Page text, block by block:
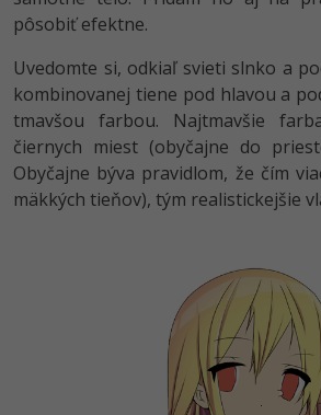
pôsobiť efektne.
Uvedomte si, odkiaľ svieti slnko a
kombinovanej tiene pod hlavou a
tmavšou farbou. Najtmavšie
čiernych miest (obyčajne do
Obyčajne býva pravidlom, že čím
mäkkých tieňov), tým realistickejšie